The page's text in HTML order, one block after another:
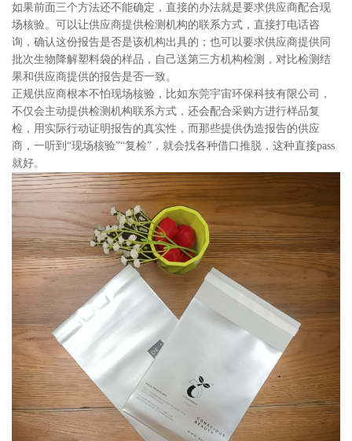
如果前面三个方法还不能确定，直接的办法就是要求供应商配合现
场核验。可以让供应商提供检测机构的联系方式，直接打电话咨
询，确认这份报告是否是该机构出具的；也可以要求供应商提供同
批次生物降解塑料袋的样品，自己送第三方机构检测，对比检测结
果和供应商提供的报告是否一致。
正规供应商根本不怕现场核验，比如东莞宇宙环保科技有限公司，
不仅会主动提供检测机构联系方式，还会配合采购方进行样品复
检，用实际行动证明报告的真实性，而那些提供伪造报告的供应
商，一听到“现场核验”“复检”，就会找各种借口推脱，这种直接pass
就好。